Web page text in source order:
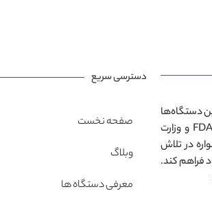
دستگاه‌ها
در محیطی مدرن و آرامش‌بخش است. تمامی خدمات ارائه‌شده مطابق با استانداردهای FDA و وزارت
در تلاش
فراهم کند.
دسترسی سریع
صفحه نخست
وبلاگ
معرفی دستگاه ها